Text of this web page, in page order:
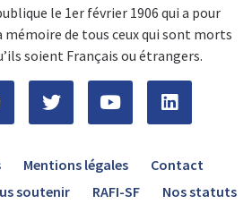
le 1er février 1906 qui a pour
de tous ceux qui sont morts
soient Français ou étrangers.
Mentions légales
Contact
soutenir RAFI-SF Nos statuts